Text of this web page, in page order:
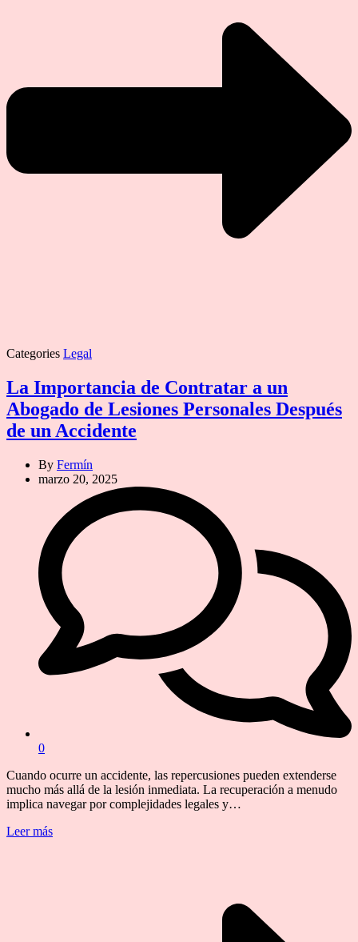
Categories Legal
La Importancia de Contratar a un
Abogado de Lesiones Personales Después
de un Accidente
By Fermín
marzo 20, 2025
0
Cuando ocurre un accidente, las repercusiones pueden extenderse
mucho más allá de la lesión inmediata. La recuperación a menudo
implica navegar por complejidades legales y…
Leer más